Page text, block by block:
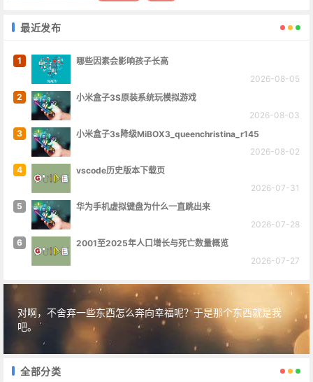
最近发布
1
哪些因素会影响孩子长高
2026-08-05
2
小米盒子3S原装系统玩模拟游戏
2026-08-03
3
小米盒子3s降级MiBOX3_queenchristina_r145
2026-08-02
4
vscode历史版本下载页
2026-07-31
5
华为手机虚拟键盘为什么一直跳出来
2026-07-28
6
2001至2025年人口增长与死亡数量概览
2026-07-27
对啊，不舍弃一些东西怎么奔向幸福呢？于是那个东西就是我
吧。
全部分类